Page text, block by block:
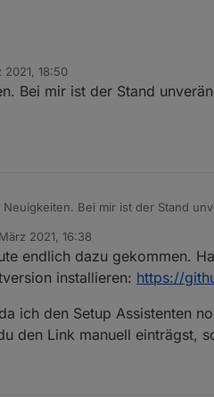
eine downgarde auf node.js
ich bei den Adaptern die
eh händisch eintragen. Ich
2021, 18:50
Bei mir ist der Stand
Neuigkeiten. Bei mir ist der Stand
2021, 16:38
endlich dazu gekommen.
installieren: https://
ich den Setup Assistenten
den Link manuell einträgst,